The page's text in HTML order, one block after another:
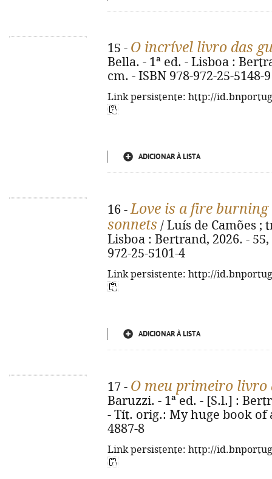
15 - O incrível livro das
Bella. - 1ª ed. - Lisboa :
cm. - ISBN 978-972-25-5148-9
Link persistente: http://
ADICIONAR À LISTA
16 -Love is a fire
sonnets / Luís de Camões ;
Lisboa : Bertrand, 2026. -
972-25-5101-4
Link persistente: http://
ADICIONAR À LISTA
17 - O meu primeiro livro
Baruzzi. - 1ª ed. - [S.l.] :
- Tít. orig.: My huge book of
4887-8
Link persistente: http://